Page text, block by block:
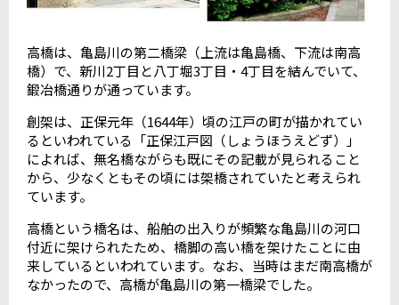
高橋は、亀島川の第二橋梁（上流は亀島橋、下流は南高
橋）で、 新川2丁目と八丁堀3丁目・4丁目を結んでいて、
鍛冶橋通りが通っています。
創架は、正保元年（1644年）頃の江戸の町が描かれてい
るといわれている「正保江戸図（しょうほうえどず）」
によれば、無名橋ながらも既にその記載が見られること
から、少なくともその頃には架橋されていたと考えられ
ています。
高橋という橋名は、船舶の出入りが頻繁な亀島川の河口
付近に架けられたため、橋脚の高い橋を架けたことに由
来しているといわれています。なお、 当時はまだ南高橋が
なかったので、高橋が亀島川の第一橋梁でした。